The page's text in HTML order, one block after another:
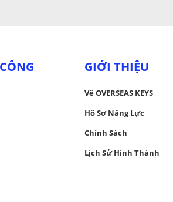
GIỚI THIỆU
Về OVERSEAS KEYS
Hồ Sơ Năng Lực
Chính Sách
Lịch Sử Hình Thành